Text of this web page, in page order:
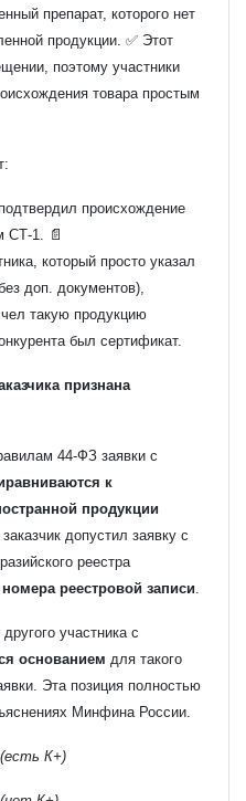
препарат, которого нет
продукции. ✅ Этот
поэтому участники
товара простым
происхождение
СТ-1. 📄
который просто указал
доп. документов),
такую продукцию
был сертификат.
признана
44-ФЗ заявки с
к
продукции
допустил заявку с
реестра
реестровой записи
участника с
основанием для такого
Эта позиция полностью
Минфина России.
(есть К+)